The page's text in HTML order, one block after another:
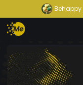
Behappy